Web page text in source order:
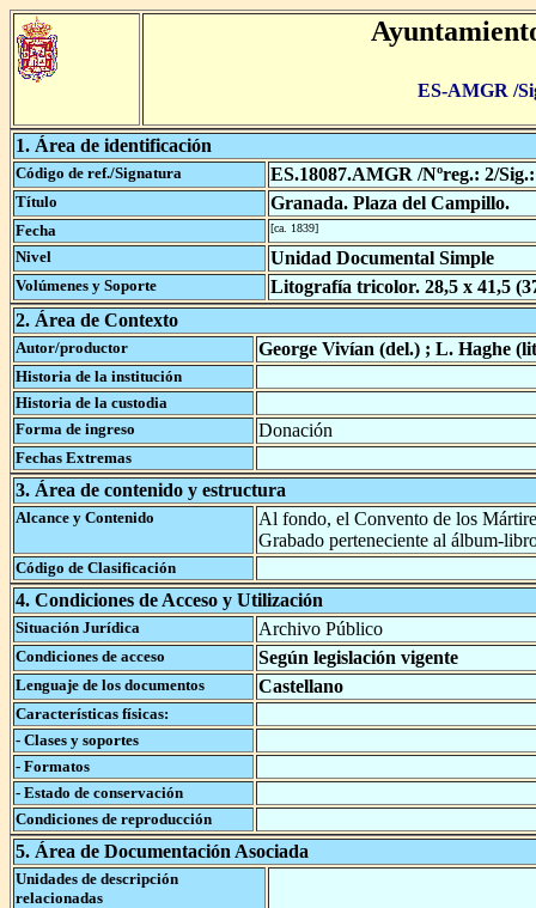
ES-AMGR /
1. Área de identificación
Código de ref./Signatura ES.18087.AMGR /Nºreg.: 2/
Título Granada. Plaza del Campillo.
Fecha [ca. 1839]
Nivel Unidad Documental Simple
Volúmenes y Soporte
Litografía tricolor. 28,5 x 41,5
2. Área de Contexto
Autor/productor George Vivían (del.) ; L. Haghe
Historia de la institución
Historia de la custodia
Forma de ingreso
Donación
Fechas Extremas
3. Área de contenido y estructura
Alcance y Contenido
Al fondo, el Convento de los
Grabado perteneciente al álbum-
Código de Clasificación
4. Condiciones de Acceso y Utilización
Situación Jurídica Archivo Público
Condiciones de acceso Según legislación vigente
Lenguaje de los documentos Castellano
Características físicas:
- Clases y soportes
- Formatos
- Estado de conservación
Condiciones de reproducción
5. Área de Documentación Asociada
Unidades de descripción
relacionadas